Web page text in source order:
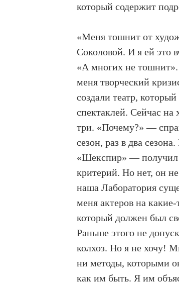
который содержит
«Меня тошнит от
Соколовой. И я ей это
«А многих не тошнит».
меня творческий
создали театр,
спектаклей. Сейчас
три. «Почему?» —
сезон, раз в два
«Шекспир» — получил
критерий. Но нет, он
наша Лаборатория
меня актеров на
который должен был
Раньше этого не
колхоз. Но я не хочу!
ни методы, которыми
как им быть. Я им